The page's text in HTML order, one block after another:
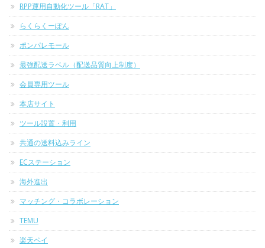
RPP運用自動化ツール「RAT」
らくらくーぽん
ポンパレモール
最強配送ラベル（配送品質向上制度）
会員専用ツール
本店サイト
ツール設置・利用
共通の送料込みライン
ECステーション
海外進出
マッチング・コラボレーション
TEMU
楽天ペイ